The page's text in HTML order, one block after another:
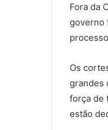
Fora da
governo
Os
grandes
força de
estão